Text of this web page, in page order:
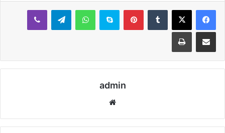
بينتيريستسكايب واتساب تيلقرام ڤايبر
مشاركة عبر البريد طباعة
admin